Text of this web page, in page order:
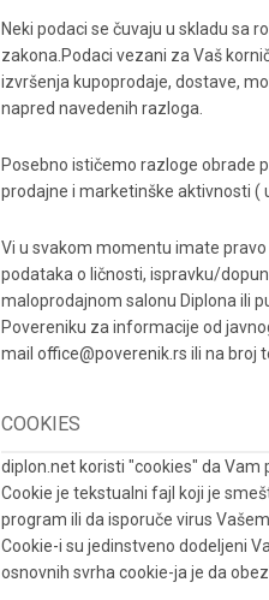
Neki podaci se čuvaju u skladu sa
zakona.Podaci vezani za Vaš
izvršenja kupoprodaje, dostave,
napred navedenih razloga.
Posebno ističemo razloge obrade
prodajne i marketinške aktivnosti (
Vi u svakom momentu imate
podataka o ličnosti, ispravku/
maloprodajnom salonu Diplona ili
Povereniku za informacije od
mail office@poverenik.rs ili na broj
COOKIES
diplon.net koristi "cookies" da
Cookie je tekstualni fajl koji je
program ili da isporuče virus
Cookie-i su jedinstveno dodeljeni
osnovnih svrha cookie-ja je da